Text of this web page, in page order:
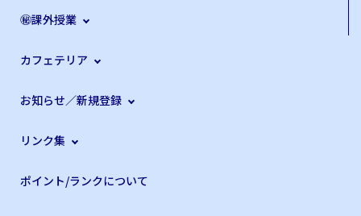
㊙課外授業
カフェテリア
お知らせ／新規登録
リンク集
ポイント/ランクについて